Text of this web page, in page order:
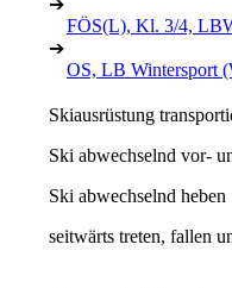
FÖS(L), Kl. 3/4,
➔
OS, LB Wintersport
Skiausrüstung
Ski abwechselnd vor-
Ski abwechselnd heben
seitwärts treten, fallen